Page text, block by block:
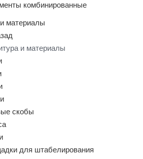
комбинированные
материалы
и материалы
скобы
для штабелирования